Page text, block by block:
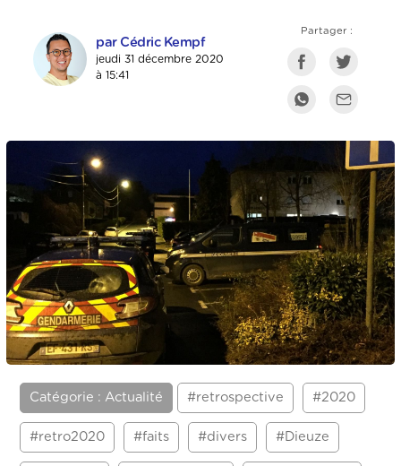
par Cédric Kempf
jeudi 31 décembre 2020
à 15:41
Partager :
Catégorie : Actualité #retrospective #2020
#retro2020 #faits #divers #Dieuze